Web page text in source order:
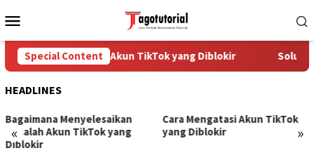
to
Menu
Special Content
Cara Mengatasi Akun TikTok yang Diblokir Solusi
HEADLINES
« »
Bagaimana Menyelesaikan
Masalah Akun TikTok yang
Diblokir
Cara Mengatasi Akun TikTok
yang Diblokir